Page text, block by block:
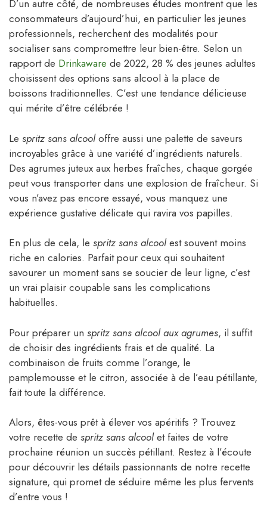
D’un autre côté, de nombreuses études montrent que les
consommateurs d’aujourd’hui, en particulier les jeunes
professionnels, recherchent des modalités pour
socialiser sans compromettre leur bien-être. Selon un
rapport de Drinkaware de 2022, 28 % des jeunes adultes
choisissent des options sans alcool à la place de
boissons traditionnelles. C’est une tendance délicieuse
qui mérite d’être célébrée !
Le spritz sans alcooloffre aussi une palette de saveurs
incroyables grâce à une variété d’ingrédients naturels.
Des agrumes juteux aux herbes fraîches, chaque gorgée
peut vous transporter dans une explosion de fraîcheur. Si
vous n’avez pas encore essayé, vous manquez une
expérience gustative délicate qui ravira vos papilles.
En plus de cela, le spritz sans alcoolest souvent moins
riche en calories. Parfait pour ceux qui souhaitent
savourer un moment sans se soucier de leur ligne, c’est
un vrai plaisir coupable sans les complications
habituelles.
Pour préparer un spritz sans alcool aux agrumes, il suffit
de choisir des ingrédients frais et de qualité. La
combinaison de fruits comme l’orange, le
pamplemousse et le citron, associée à de l’eau pétillante,
fait toute la différence.
Alors, êtes-vous prêt à élever vos apéritifs ? Trouvez
votre recette de spritz sans alcoolet faites de votre
prochaine réunion un succès pétillant. Restez à l’écoute
pour découvrir les détails passionnants de notre recette
signature, qui promet de séduire même les plus fervents
d’entre vous !